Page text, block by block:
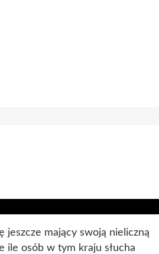
jeszcze mający swoją nieliczną
ile osób w tym kraju słucha